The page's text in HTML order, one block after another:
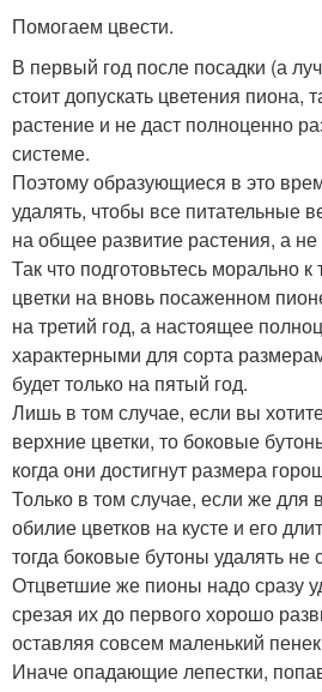
Помогаем цвести.
В первый год после посадки (а
стоит допускать цветения пиона,
растение и не даст полноценно
системе.
Поэтому образующиеся в это
удалять, чтобы все питательные
на общее развитие растения, а
Так что подготовьтесь морально
цветки на вновь посаженном
на третий год, а настоящее
характерными для сорта
будет только на пятый год.
Лишь в том случае, если вы
верхние цветки, то боковые
когда они достигнут размера
Только в том случае, если же для
обилие цветков на кусте и его
тогда боковые бутоны удалять не
Отцветшие же пионы надо сразу
срезая их до первого хорошо
оставляя совсем маленький
Иначе опадающие лепестки,